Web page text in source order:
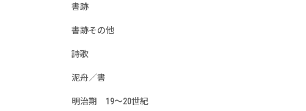
書跡
書跡その他
詩歌
泥舟／書
明治期 19～20世紀